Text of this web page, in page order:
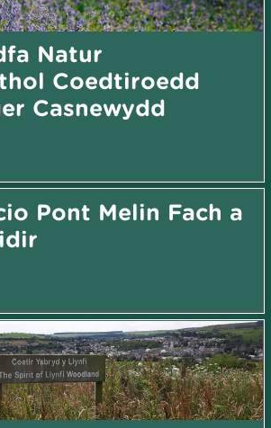
Natur
Coedtiroedd
Casnewydd
Pont Melin Fach a